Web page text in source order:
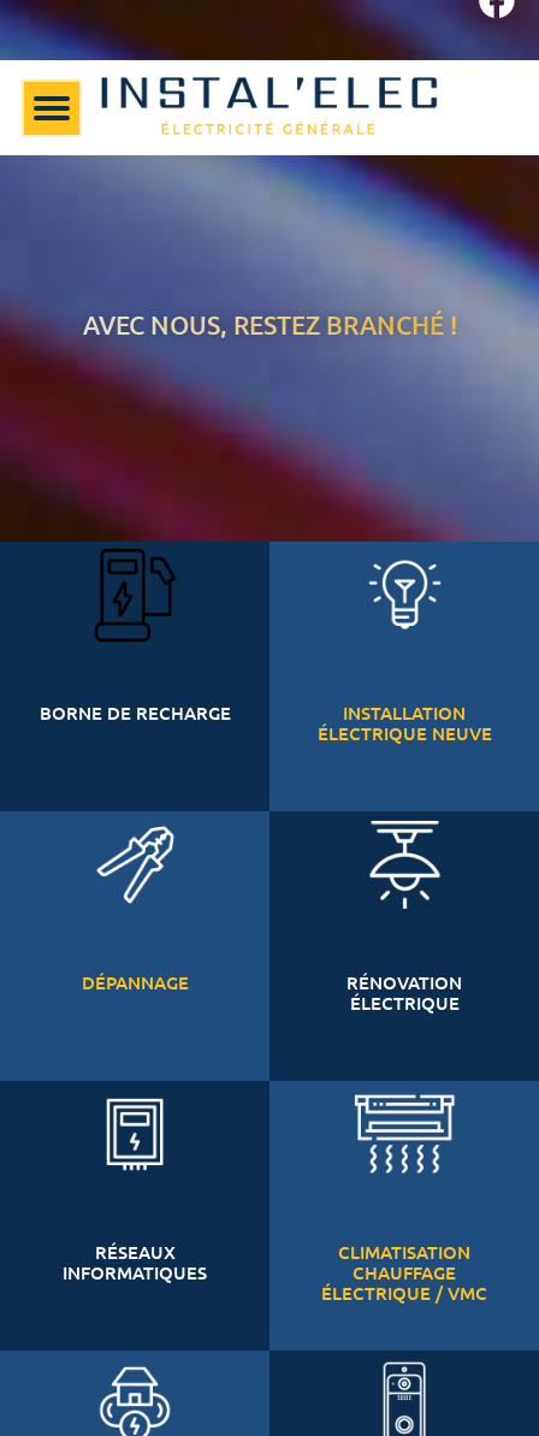
AVEC NOUS, RESTEZ BRANCHÉ !
BORNE DE RECHARGE
INSTALLATION
ÉLECTRIQUE NEUVE
DÉPANNAGE
RÉNOVATION
ÉLECTRIQUE
RÉSEAUX
INFORMATIQUES
CLIMATISATION
CHAUFFAGE
ÉLECTRIQUE / VMC